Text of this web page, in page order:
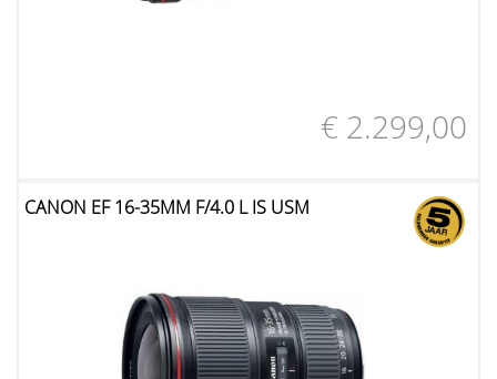
€ 2.299,00
CANON EF 16-35MM F/4.0 L IS USM